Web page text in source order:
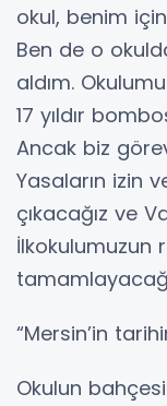
okul, benim
Ben de o
aldım.
17 yıldır
Ancak biz
Yasaların izin
çıkacağız ve
İlkokulumuzun
“Mersin’in
Okulun